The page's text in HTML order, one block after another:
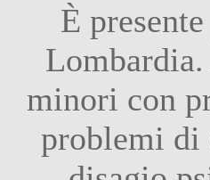
È
minori con
problemi di